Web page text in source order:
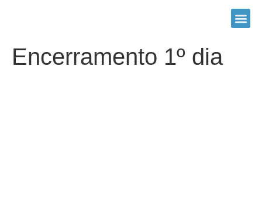
Encerramento 1º dia